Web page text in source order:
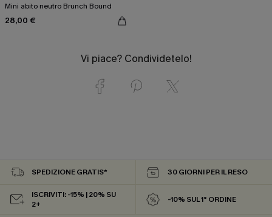
Mini abito neutro Brunch Bound
28,00 €
Vi piace? Condividetelo!
SPEDIZIONE GRATIS* 30 GIORNI PER IL RESO
ISCRIVITI: -15% | 20% SU
2+
-10% SUL 1° ORDINE